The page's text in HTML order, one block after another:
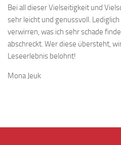
Bei all dieser Vielseitigkeit und
sehr leicht und genussvoll.
verwirren, was ich sehr schade
abschreckt. Wer diese übersteht,
Leseerlebnis belohnt!
Mona Jeuk